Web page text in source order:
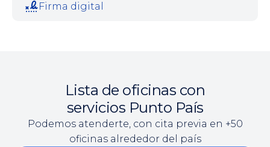
Firma digital
Lista de oficinas con
servicios Punto País
Podemos atenderte, con cita previa en +50
oficinas alrededor del país